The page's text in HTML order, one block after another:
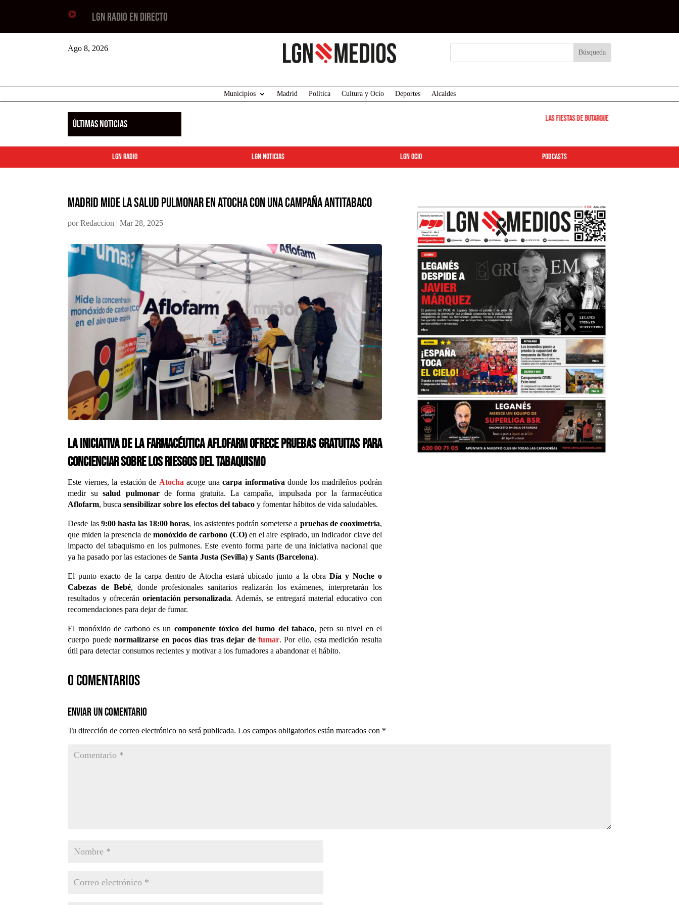
 LGN RADIO EN DIRECTO
Ago 8, 2026
Municipios Madrid Política Cultura y Ocio Deportes Alcaldes
ÚLTIMAS NOTICIAS Las Fiestas de Butarque 2026 arrancan este viernes:
LGN Radio LGN Noticias LGN ocio podcasts
Madrid mide la salud pulmonar en Atocha con una campaña antitabaco
porRedaccion |Mar 28, 2025
La iniciativa de la farmacéutica Aflofarm ofrece pruebas gratuitas para
concienciar sobre los riesgos del tabaquismo
Este viernes, la estación de Atocha acoge unacarpa informativa donde los madrileños podrán
medir susalud pulmonarde forma gratuita. La campaña, impulsada por la farmacéutica
Aflofarm, buscasensibilizar sobre los efectos del tabaco y fomentar hábitos de vida saludables.
Desde las 9:00 hasta las 18:00 horas, los asistentes podrán someterse a pruebas de cooximetría,
que miden la presencia de monóxido de carbono (CO)en el aire espirado, un indicador clave del
impacto del tabaquismo en los pulmones. Este evento forma parte de una iniciativa nacional que
ya ha pasado por las estaciones deSanta Justa (Sevilla) y Sants (Barcelona).
El punto exacto de la carpa dentro de Atocha estará ubicado junto a la obraDía y Noche o
Cabezas de Bebé, donde profesionales sanitarios realizarán los exámenes, interpretarán los
resultados y ofrecerán orientación personalizada. Además, se entregará material educativo con
recomendaciones para dejar de fumar.
El monóxido de carbono es un componente tóxico del humo del tabaco, pero su nivel en el
cuerpo puedenormalizarse en pocos días tras dejar de fumar. Por ello, esta medición resulta
útil para detectar consumos recientes y motivar a los fumadores a abandonar el hábito.
0 comentarios
Enviar un comentario
Tu dirección de correo electrónico no será publicada. Los campos obligatorios están marcados con *